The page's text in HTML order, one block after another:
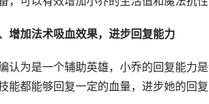
增加法术吸血效果，进步回复能力
认为是一个辅助英雄，小乔的回复能力
能都能够回复一定的血量，进步她的回复